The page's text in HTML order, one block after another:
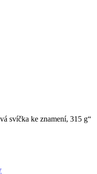
svíčka ke znamení, 315 g“